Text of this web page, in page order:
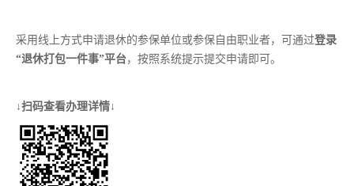
采用线上方式申请退休的参保单位或参保自由职业者，可通过登录
“退休打包一件事”平台，按照系统提示提交申请即可。
↓扫码查看办理详情↓